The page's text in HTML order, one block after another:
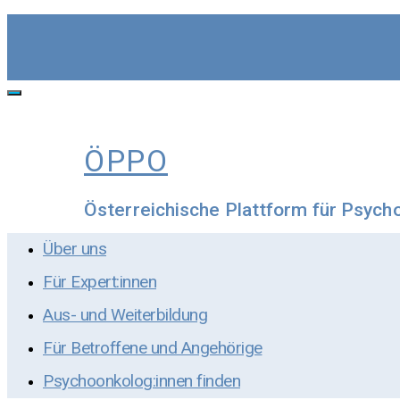
Toggle
ÖPPO
Österreichische Plattform für
Über uns
Für Expert:innen
Aus- und Weiterbildung
Für Betroffene und Angehörige
Psychoonkolog:innen finden